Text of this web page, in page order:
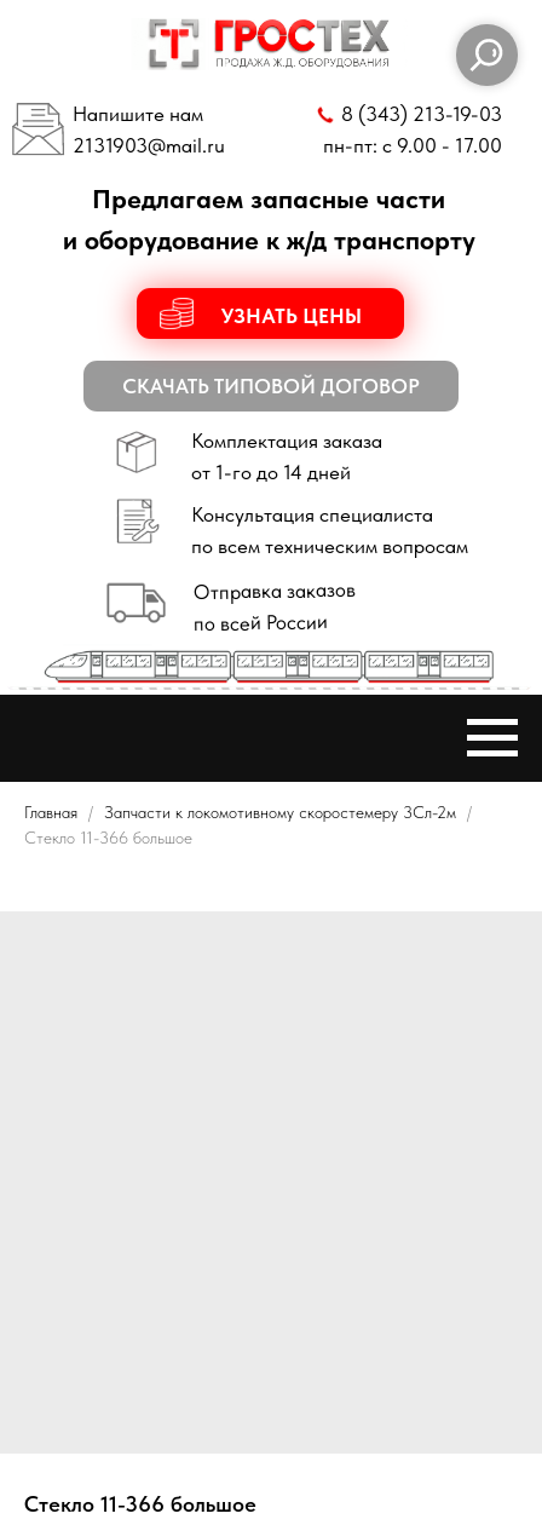
пн-пт: с 9.00 - 17.00
2131903
СКАЧАТЬ ТИПОВОЙ ДОГОВОР
Предлагаем запасные части
Комплектация заказа
от 1-го до 14 дней
по всем техническим вопросам
по всей России
Главная
Запчасти к локомотивному скоростемеру 3Сл-2м
Стекло 11-366 большое
Стекло 11-366 большое